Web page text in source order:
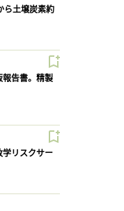
ら土壌炭素約
報告書。精製
学リスクサー